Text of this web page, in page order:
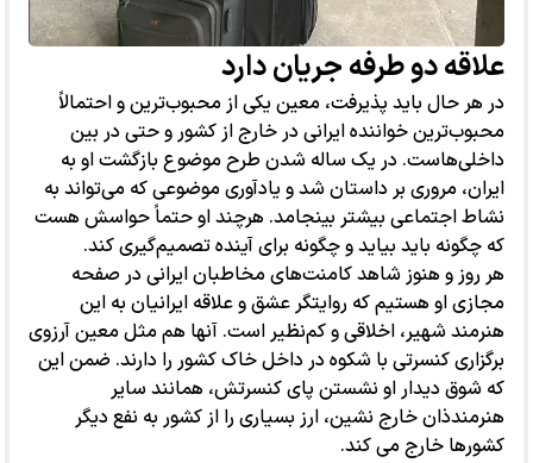
علاقه دو طرفه جریان دارد
در هر حال باید پذیرفت، معین یکی از محبوب‌ترین و احتمالاً
محبوب‌ترین خواننده ایرانی در خارج از کشور و حتی در بین
داخلی‌هاست. در یک ساله شدن طرح موضوع بازگشت او به
ایران، مروری بر داستان شد و یادآوری موضوعی که می‌تواند به
نشاط اجتماعی بیشتر بینجامد. هرچند او حتماً حواسش هست
که چگونه باید بیاید و چگونه برای آینده تصمیم‌گیری کند.
هر روز و هنوز شاهد کامنت‌های مخاطبان ایرانی در صفحه
مجازی او هستیم که روایتگر عشق و علاقه ایرانیان به این
هنرمند شهیر، اخلاقی و کم‌نظیر است. آنها هم مثل معین آرزوی
برگزاری کنسرتی با شکوه در داخل خاک کشور را دارند. ضمن این
که شوق دیدار او نشستن پای کنسرتش، همانند سایر
هنرمندذان خارج نشین، ارز بسیاری را از کشور به نفع دیگر
کشورها خارج می کند.